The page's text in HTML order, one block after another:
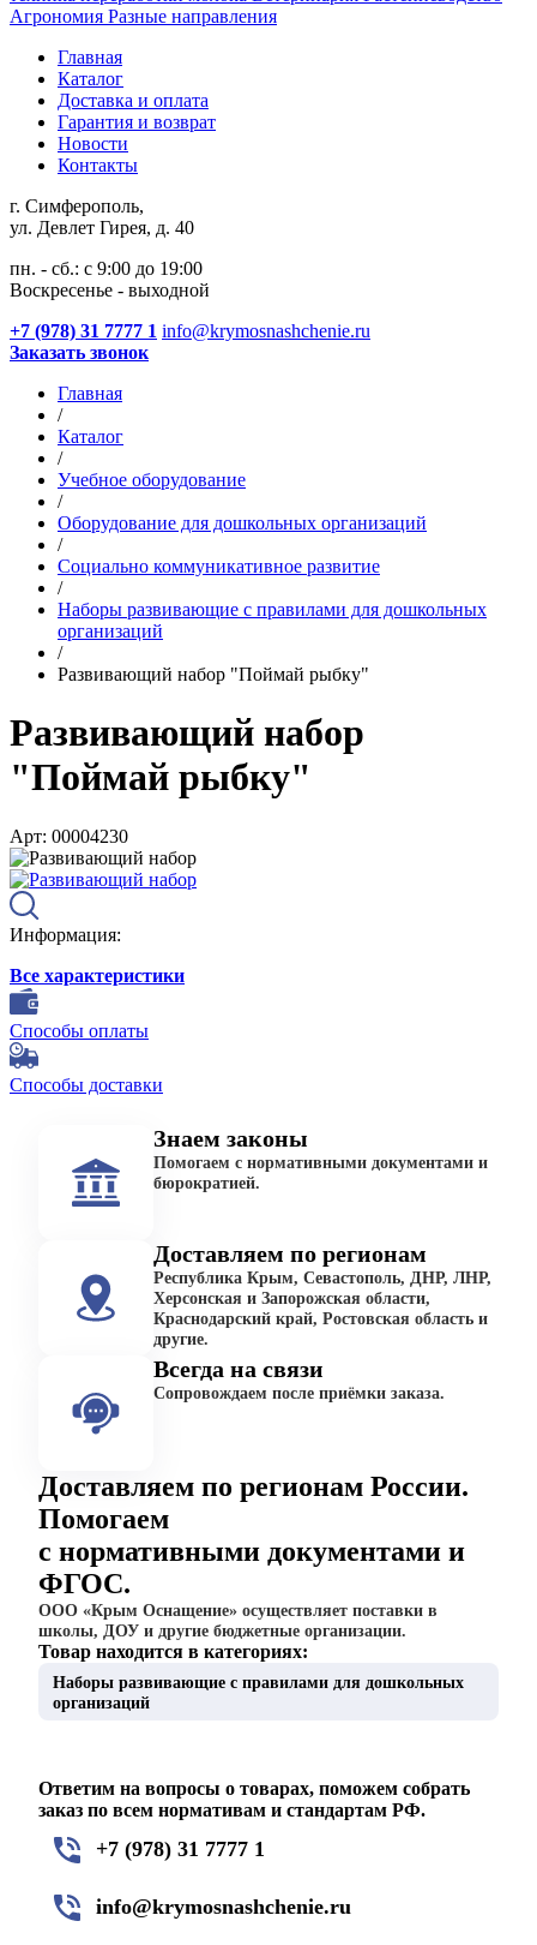
Агрономия Разные направления
Главная
Каталог
Доставка и оплата
Гарантия и возврат
Новости
Контакты
г. Симферополь,
ул. Девлет Гирея, д. 40
пн. - сб.: с 9:00 до 19:00
Воскресенье - выходной
+7 (978) 31 7777 1 info@krymosnashchenie.ru
Заказать звонок
Главная
/
Каталог
/
Учебное оборудование
/
Оборудование для дошкольных организаций
/
Социально коммуникативное развитие
/
Наборы развивающие с правилами для дошкольных
организаций
/
Развивающий набор "Поймай рыбку"
Развивающий набор
"Поймай рыбку"
Арт: 00004230
Информация:
Все характеристики
Способы оплаты
Способы доставки
Знаем законы
Помогаем с нормативными документами и
бюрократией.
Доставляем по регионам
Республика Крым, Севастополь, ДНР, ЛНР,
Херсонская и Запорожская области,
Краснодарский край, Ростовская область и
другие.
Всегда на связи
Сопровождаем после приёмки заказа.
Доставляем по регионам России.
Помогаем
с нормативными документами и
ФГОС.
ООО «Крым Оснащение» осуществляет поставки в
школы, ДОУ и другие бюджетные организации.
Товар находится в категориях:
Наборы развивающие с правилами для дошкольных
организаций
Ответим на вопросы о товарах, поможем собрать
заказ по всем нормативам и стандартам РФ.
+7 (978) 31 7777 1
info@krymosnashchenie.ru